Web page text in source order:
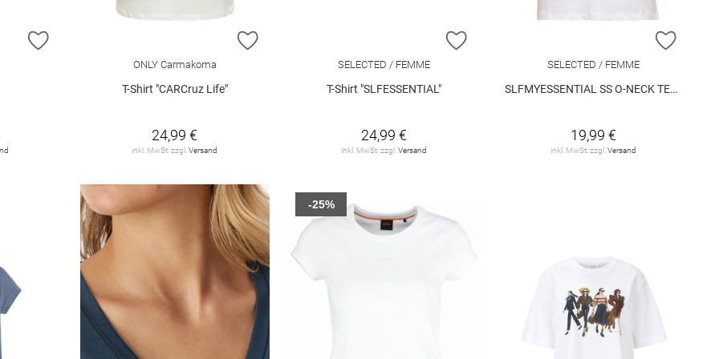
ZUR WUNSCHLISTE HINZUFÜGEN ZUR WUNSCHLISTE HINZUFÜGEN
ONLY Carmakoma
T-Shirt "CARCruz Life"
24,99 €
inkl. MwSt. zzgl.Versand
SELECTED / FEMME
T-Shirt "SLFESSENTIAL"
24,99 €
inkl. MwSt. zzgl.Versand
ZUR
SELECTED / FEMME
SLFMYESSENTIAL SS O-NECK TEE NOOS
19,99 €
inkl. MwSt. zzgl.Versand
-25%